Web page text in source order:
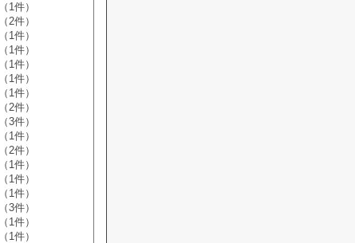
（1件）
（2件）
（1件）
（1件）
（1件）
（1件）
（1件）
（2件）
（3件）
（1件）
（2件）
（1件）
（1件）
（1件）
（3件）
（1件）
（1件）